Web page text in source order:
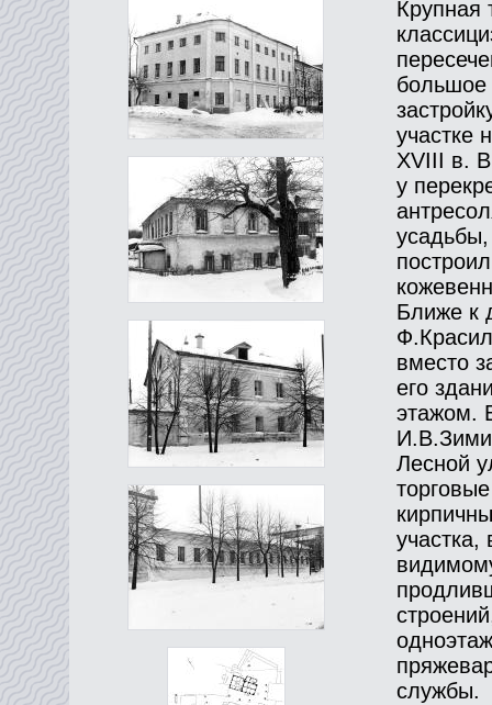
Крупная
большое
участке
XVIII в.
у
Ближе к
вместо
его
этажом.
Лесной
участка,
службы.